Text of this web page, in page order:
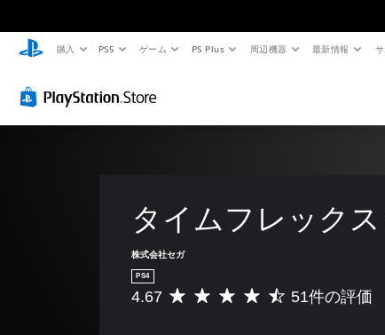
購入 PS5 ゲーム PS Plus 周辺機器 最新情報
タイムフレックス
株式会社セガ
PS4
評
4.67 51件の評価